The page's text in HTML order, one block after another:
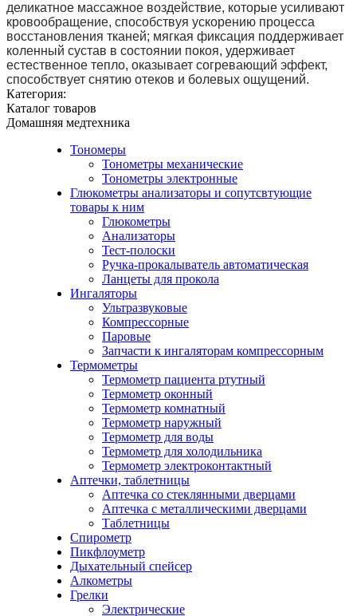
деликатное массажное воздействие, которые усиливают
кровообращение, способствуя ускорению процесса
восстановления тканей; мягкая фиксация поддерживает
коленный сустав в состоянии покоя, удерживает
естественное тепло, оказывает согревающий эффект,
способствует снятию отеков и болевых ощущений.
Категория:
Каталог товаров
Домашняя медтехника
Тономеры
Тонометры механические
Тонометры электронные
Глюкометры анализаторы и сопутсвтующие
товары к ним
Глюкометры
Анализаторы
Тест-полоски
Ручка-прокалыватель автоматическая
Ланцеты для прокола
Ингаляторы
Ультразвуковые
Компрессорные
Паровые
Запчасти к ингаляторам компрессорным
Термометры
Термометр пациента ртутный
Термометр оконный
Термометр комнатный
Термометр наружный
Термометр для воды
Термометр для холодильника
Термометр электроконтактный
Аптечки, таблетницы
Аптечка со стеклянными дверцами
Аптечка с металлическими дверцами
Таблетницы
Спирометр
Пикфлоуметр
Дыхательный спейсер
Алкометры
Грелки
Электрические